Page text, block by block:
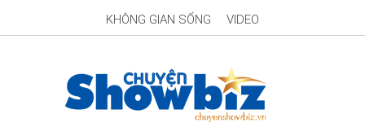
KHÔNG GIAN SỐNG
VIDEO